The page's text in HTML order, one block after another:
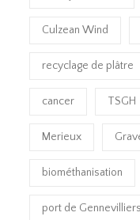
Culzean Wind
recyclage de plâtre
cancer TSGH
Merieux
biométhanisation
port de Gennevilliers